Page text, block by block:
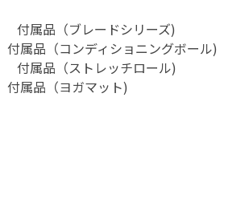
付属品（ブレードシリーズ)
付属品（コンディショニングボール)
付属品（ストレッチロール)
付属品（ヨガマット)